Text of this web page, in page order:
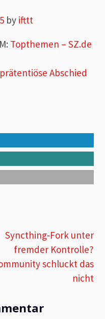
by ifttt
: Topthemen – SZ.de
Abschied
Syncthing‑Fork unter
fremder Kontrolle?
schluckt das
nicht